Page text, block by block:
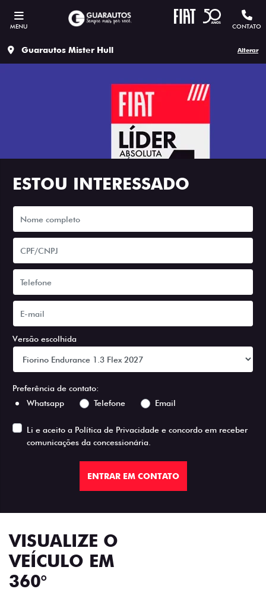
MENU CONTATO
Guarautos Mister Hull Alterar
ESTOU INTERESSADO
Versão escolhida
Preferência de contato:
Whatsapp
Telefone Email
Li e aceito a Política de Privacidade e concordo em receber
comunicações da concessionária.
ENTRAR EM CONTATO
VISUALIZE O
VEÍCULO EM
360°